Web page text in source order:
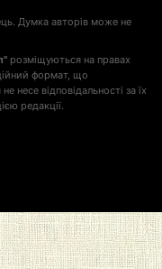
Думка авторів може не
розміщуються на правах
формат, що
несе відповідальності за їх
редакції.